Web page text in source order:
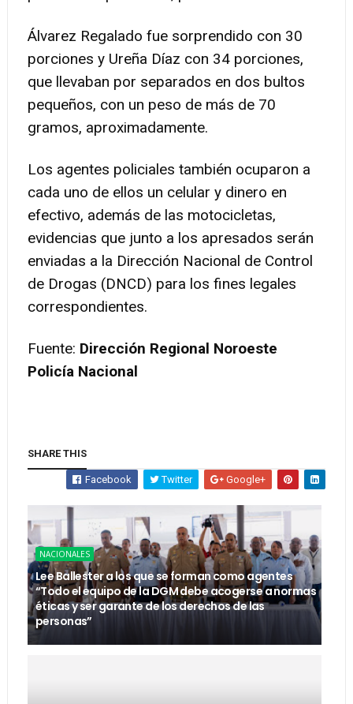
Álvarez Regalado fue sorprendido con 30
porciones y Ureña Díaz con 34 porciones,
que llevaban por separados en dos bultos
pequeños, con un peso de más de 70
gramos, aproximadamente.
Los agentes policiales también ocuparon a
cada uno de ellos un celular y dinero en
efectivo, además de las motocicletas,
evidencias que junto a los apresados serán
enviadas a la Dirección Nacional de Control
de Drogas (DNCD) para los fines legales
correspondientes.
Fuente: Dirección Regional Noroeste
Policía Nacional
SHARE THIS
Facebook Twitter Google+
NACIONALES
Lee Ballester a los que se forman como agentes
“Todo el equipo de la DGM debe acogerse a normas
éticas y ser garante de los derechos de las
personas”